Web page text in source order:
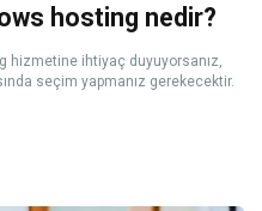
hosting nedir?
hizmetine ihtiyaç duyuyorsanız,
seçim yapmanız gerekecektir.